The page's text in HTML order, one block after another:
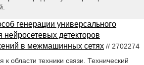
генерации универсального
нейросетевых детекторов
в межмашинных сетях // 2702274
к области техники связи. Технический